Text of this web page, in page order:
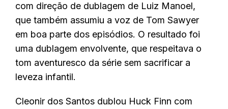
com direção de dublagem de Luiz Manoel,
que também assumiu a voz de Tom Sawyer
em boa parte dos episódios. O resultado foi
uma dublagem envolvente, que respeitava o
tom aventuresco da série sem sacrificar a
leveza infantil.
Cleonir dos Santos dublou Huck Finn com